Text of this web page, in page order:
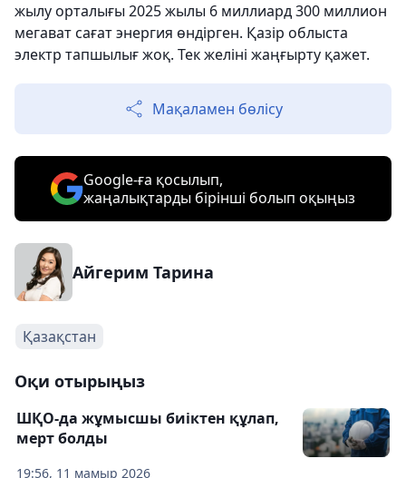
жылу орталығы 2025 жылы 6 миллиард 300 миллион
мегават сағат энергия өндірген. Қазір облыста
электр тапшылығ жоқ. Тек желіні жаңғырту қажет.
Мақаламен бөлісу
Google-ға қосылып,
жаңалықтарды бірінші болып оқыңыз
Айгерим Тарина
Қазақстан
Оқи отырыңыз
19:56, 11 мамыр 2026
ШҚО-да жұмысшы биіктен құлап,
мерт болды